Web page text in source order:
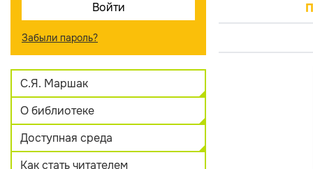
Забыли пароль?
С.Я. Маршак
О библиотеке
Доступная среда
Как стать читателем